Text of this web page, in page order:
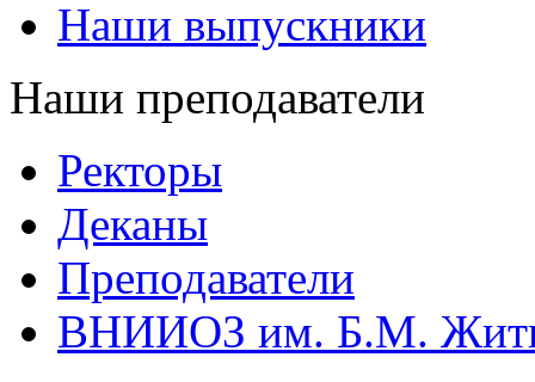
Наши выпускники
Наши преподаватели
Ректоры
Деканы
Преподаватели
ВНИИОЗ им. Б.М.